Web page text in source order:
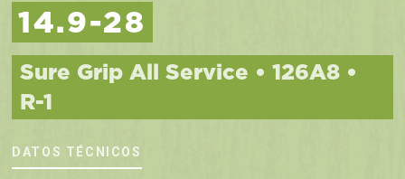
14.9-28
Sure Grip All Service • 126A8 •
R-1
DATOS TÉCNICOS